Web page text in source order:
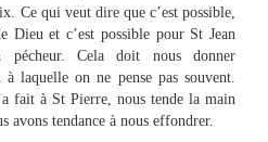
Ce qui veut dire que c’est possible,
Dieu et c’est possible pour St Jean
Cela doit nous donner
à laquelle on ne pense pas souvent.
fait à St Pierre, nous tende la main
avons tendance à nous effondrer.